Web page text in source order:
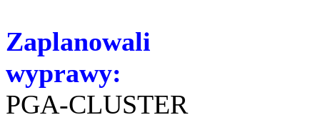
Zaplanowali
wyprawy:
PGA-CLUSTER